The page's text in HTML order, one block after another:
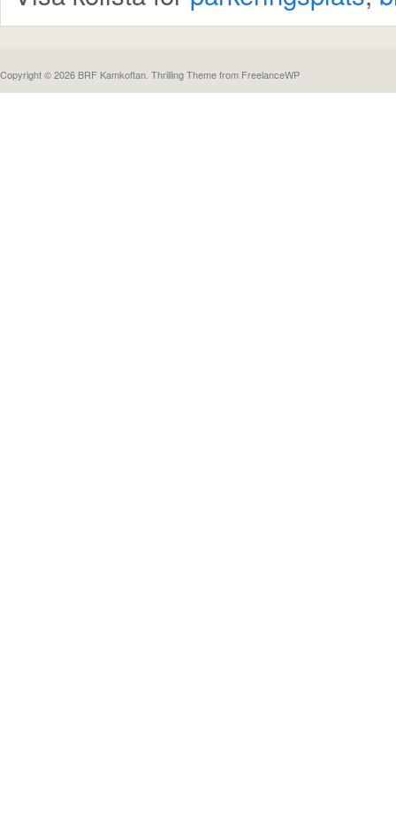
Copyright © 2026 BRF Kamkoftan. Thrilling Themefrom FreelanceWP